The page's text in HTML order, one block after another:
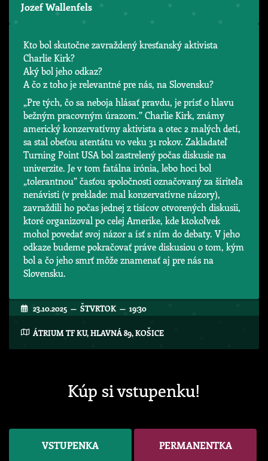
Jozef Wallenfels
Kto bol skutočne zavraždený kresťanský aktivista
Charlie Kirk?
Aký bol jeho odkaz?
A čo z toho je relevantné pre nás, na Slovensku?
„Pre tých, čo sa neboja hlásať pravdu, je prísť o hlavu
bežným pracovným úrazom.” Charlie Kirk, známy
americký konzervatívny aktivista a otec 2 malých detí,
sa stal obeťou atentátu vo veku 31 rokov. Zakladateľ
Turning Point USA bol zastrelený počas diskusie na
univerzite. Je v tom fatálna irónia, lebo hoci bol
„tolerantnou” časťou spoločnosti označovaný za šíriteľa
nenávisti (v preklade: mal konzervatívne názory),
zavraždili ho počas jednej z tisícov otvorených diskusii,
ktoré organizoval po celej Amerike, kde ktokoľvek
mohol povedať svoj názor a ísť s ním do debaty. V jeho
odkaze budeme pokračovať práve diskusiou o tom, kým
bol a čo jeho smrť môže znamenať aj pre nás na
Slovensku.
23.10.2025 — ŠTVRTOK — 19:30
ÁTRIUM TF KU, HLAVNÁ 89, KOŠICE
Kúp si vstupenku!
VSTUPENKA PERMANENTKA